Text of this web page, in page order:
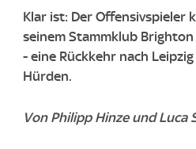
Klar ist: Der Offensivspieler
seinem Stammklub
- eine Rückkehr nach
Hürden.
Von Philipp Hinze und Luca